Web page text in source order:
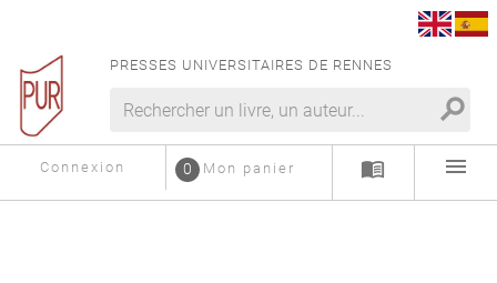
PRESSES UNIVERSITAIRES DE RENNES
search
Connexion Mon panier
0 menu_book menu